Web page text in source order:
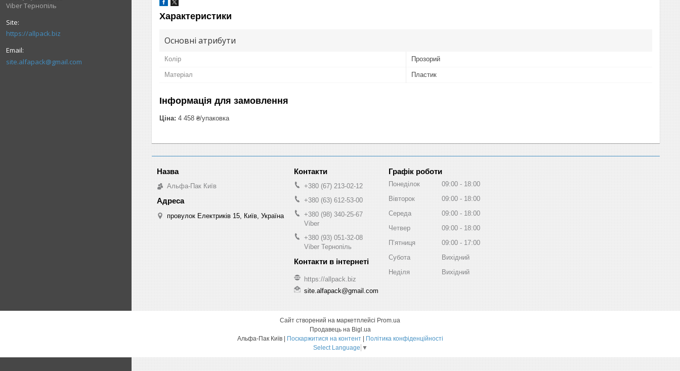
Viber Тернопіль
https://allpack.biz
site.alfapack@gmail.com
Характеристики
Основні атрибути
Колір Прозорий
Матеріал Пластик
Інформація для замовлення
Ціна: 4 458 ₴/упаковка
Альфа-Пак Київ
провулок Електриків 15, Київ, Україна
+380 (67) 213-02-12
+380 (63) 612-53-00
+380 (98) 340-25-67
Viber
+380 (93) 051-32-08
Viber Тернопіль
https://allpack.biz
site.alfapack@gmail.com
Графік роботи
Понеділок 09:00
18:00
Вівторок
09:00
18:00
Середа
09:00
18:00
Четвер
09:00
18:00
Пʼятниця
09:00
17:00
Субота
Вихідний
Неділя
Вихідний
Сайт створений на маркетплейсі Prom.ua
Продавець на Bigl.ua
Альфа-Пак Київ | Поскаржитися на контент | Політика конфіденційності
Select Language ▼